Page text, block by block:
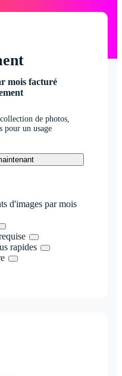
mois facturé
de photos,
pour un usage
d'images par mois
rapides